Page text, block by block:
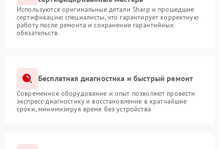
Используются оригинальные детали Sharp и прошедшие
сертификацию специалисты, что гарантирует корректную
работу после ремонта и сохранение гарантийных
обязательств
Бесплатная диагностика и быстрый ремонт
Современное оборудование и опыт позволяют провести
экспресс-диагностику и восстановление в кратчайшие
сроки, минимизируя время без устройства